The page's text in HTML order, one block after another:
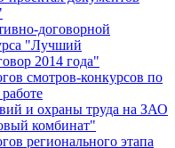
договорной
"Лучший
2014 года"
смотров-конкурсов по
и охраны труда на ЗАО
комбинат"
регионального этапа